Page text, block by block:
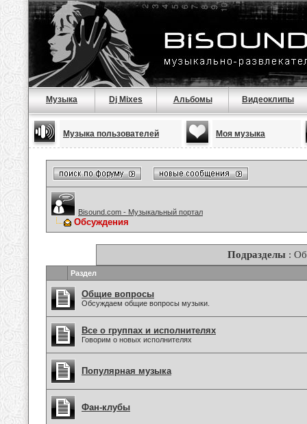
Музыка Dj Mixes Альбомы Видеоклипы
Музыка пользователей Моя музыка
Bisound.com - Музыкальный портал
Обсуждения
Подразделы :
Раздел
Общие вопросы
Обсуждаем общие вопросы музыки.
Все о группах и исполнителях
Говорим о новых исполнителях
Популярная музыка
Фан-клубы